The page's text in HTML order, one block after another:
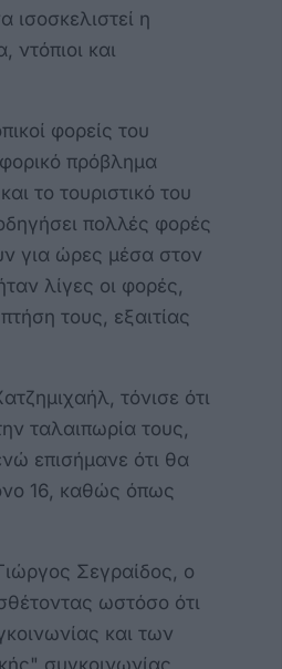
ισοσκελιστεί η
και
φορείς του
πρόβλημα
το τουριστικό του
πολλές φορές
για ώρες μέσα στον
λίγες οι φορές,
τους, εξαιτίας
τόνισε ότι
ταλαιπωρία τους,
επισήμανε ότι θα
16, καθώς όπως
Σεγραίδος, ο
ωστόσο ότι
και των
συγκοινωνίας,